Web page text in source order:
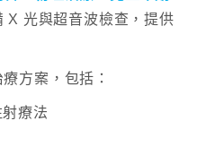
X 光與超音波檢查，提供
方案，包括：
療法